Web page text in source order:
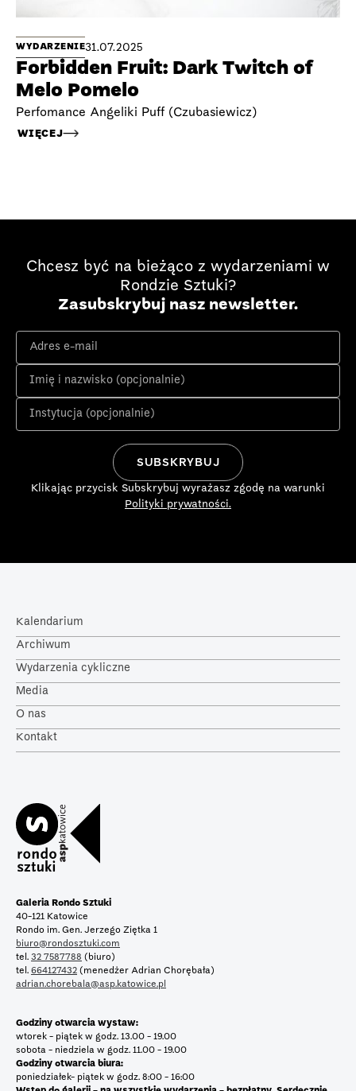
WYDARZENIE31.07.2025
Forbidden Fruit: Dark Twitch of
Melo Pomelo
Perfomance Angeliki Puff (Czubasiewicz)
WIĘCEJ
Chcesz być na bieżąco z wydarzeniami w
Rondzie Sztuki?
Zasubskrybuj nasz newsletter.
Klikając przycisk Subskrybuj wyrażasz zgodę na warunki
Polityki prywatności.
Kalendarium
Archiwum
Wydarzenia cykliczne
Media
O nas
Kontakt
Galeria Rondo Sztuki
40-121 Katowice
Rondo im. Gen. Jerzego Ziętka 1
biuro@rondosztuki.com
tel. 32 7587788 (biuro)
tel. 664127432 (menedżer Adrian Chorębała)
adrian.chorebala@asp.katowice.pl
Godziny otwarcia wystaw:
wtorek - piątek w godz. 13.00 - 19.00
sobota - niedziela w godz. 11.00 - 19.00
Godziny otwarcia biura:
poniedziałek- piątek w godz. 8:00 - 16:00